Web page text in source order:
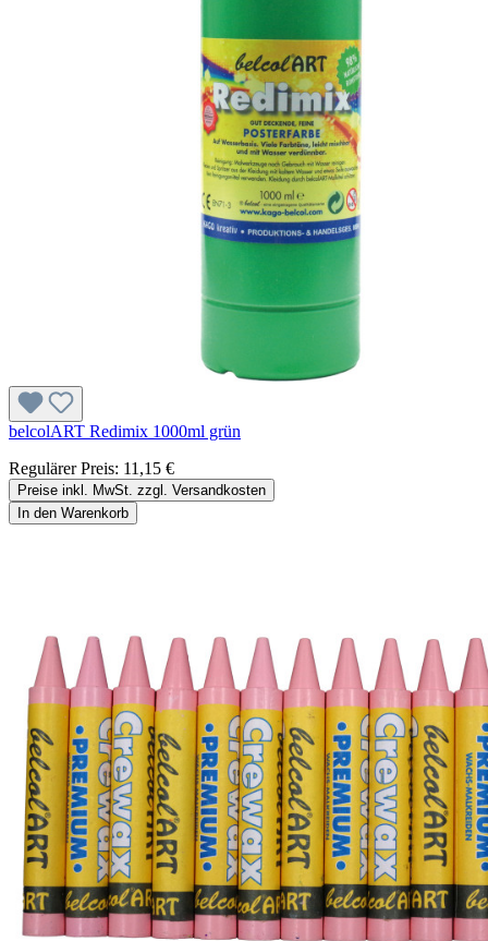
belcolART Redimix 1000ml grün
Regulärer Preis: 11,15 €
Preise inkl. MwSt. zzgl. Versandkosten
In den Warenkorb